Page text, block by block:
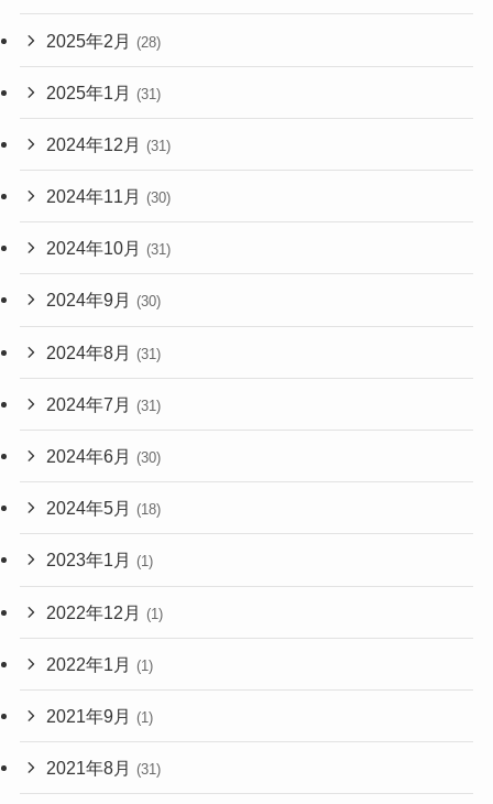
2025年2月 (28)
2025年1月 (31)
2024年12月 (31)
2024年11月 (30)
2024年10月 (31)
2024年9月 (30)
2024年8月 (31)
2024年7月 (31)
2024年6月 (30)
2024年5月 (18)
2023年1月 (1)
2022年12月 (1)
2022年1月 (1)
2021年9月 (1)
2021年8月 (31)